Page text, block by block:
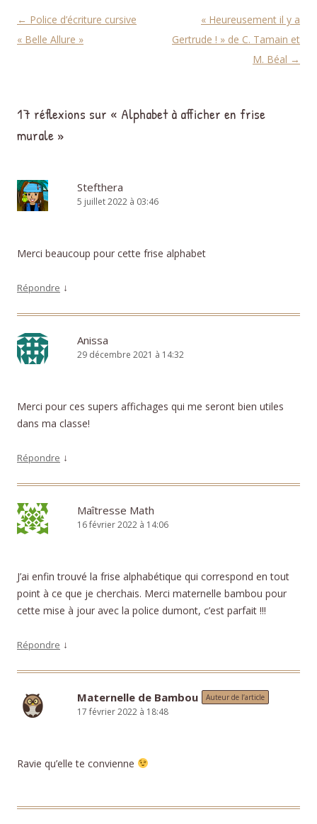
Navigation des articles
← Police d’écriture cursive
« Belle Allure »
« Heureusement il y a
Gertrude ! » de C. Tamain et
M. Béal →
17 réflexions sur « Alphabet à afficher en frise
murale »
Stefthera
5 juillet 2022 à 03:46
Merci beaucoup pour cette frise alphabet
Répondre ↓
Anissa
29 décembre 2021 à 14:32
Merci pour ces supers affichages qui me seront bien utiles
dans ma classe!
Répondre ↓
Maîtresse Math
16 février 2022 à 14:06
J’ai enfin trouvé la frise alphabétique qui correspond en tout
point à ce que je cherchais. Merci maternelle bambou pour
cette mise à jour avec la police dumont, c’est parfait !!!
Répondre ↓
Maternelle de Bambou Auteur de l’article
17 février 2022 à 18:48
Ravie qu’elle te convienne